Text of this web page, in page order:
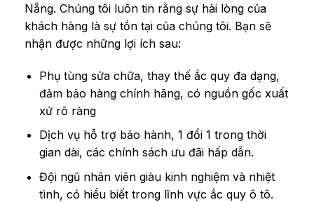
Nẵng. Chúng tôi luôn tin rằng sự hài lòng của
khách hàng là sự tồn tại của chúng tôi. Bạn sẽ
nhận được những lợi ích sau:
Phụ tùng sửa chữa, thay thế ắc quy đa dạng,
đảm bảo hàng chính hãng, có nguồn gốc xuất
xứ rõ ràng
Dịch vụ hỗ trợ bảo hành, 1 đổi 1 trong thời
gian dài, các chính sách ưu đãi hấp dẫn.
Đội ngũ nhân viên giàu kinh nghiệm và nhiệt
tình, có hiểu biết trong lĩnh vực ắc quy ô tô.